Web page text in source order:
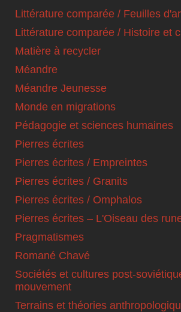
Littérature comparée / Feuilles
Littérature comparée / Histoire et
Matière à recycler
Méandre
Méandre Jeunesse
Monde en migrations
Pédagogie et sciences humaines
Pierres écrites
Pierres écrites / Empreintes
Pierres écrites / Granits
Pierres écrites / Omphalos
Pierres écrites – L'Oiseau des
Pragmatismes
Romané Chavé
Sociétés et cultures post-
mouvement
Terrains et théories